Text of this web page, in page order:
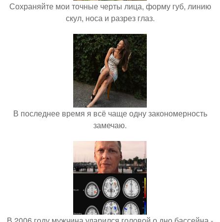
Сохраняйте мои точные черты лица, форму губ, линию
скул, носа и разрез глаз.
В последнее время я всё чаще одну закономерность
замечаю.